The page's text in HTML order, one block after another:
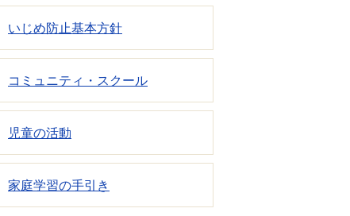
いじめ防止基本方針
コミュニティ・スクール
児童の活動
家庭学習の手引き